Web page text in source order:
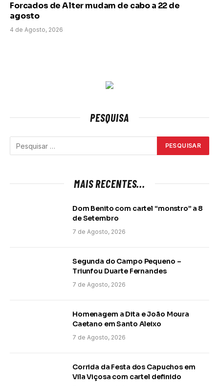
Forcados de Alter mudam de cabo a 22 de
agosto
4 de Agosto, 2026
PESQUISA
MAIS RECENTES...
Dom Benito com cartel “monstro” a 8
de Setembro
7 de Agosto, 2026
Segunda do Campo Pequeno –
Triunfou Duarte Fernandes
7 de Agosto, 2026
Homenagem a Dita e João Moura
Caetano em Santo Aleixo
7 de Agosto, 2026
Corrida da Festa dos Capuchos em
Vila Viçosa com cartel definido